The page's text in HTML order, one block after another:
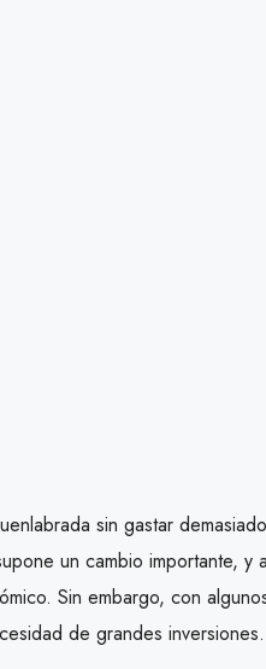
sin gastar
un cambio importante,
Sin embargo, con
de grandes inversiones.